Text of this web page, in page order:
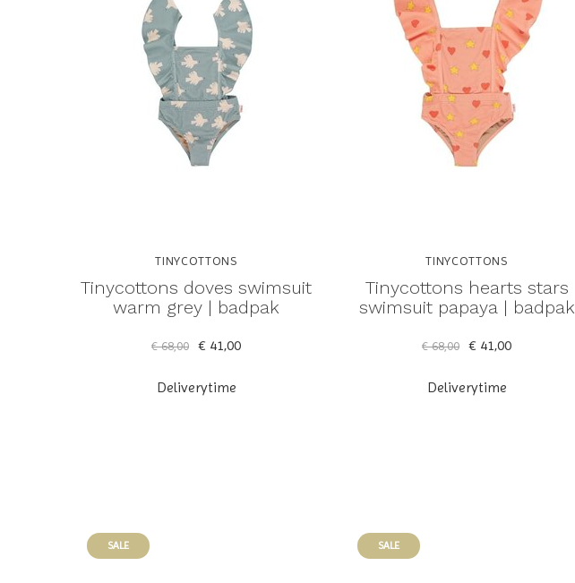
TINYCOTTONS
Tinycottons doves swimsuit
warm grey | badpak
€ 68,00 € 41,00
Deliverytime
TINYCOTTONS
Tinycottons hearts stars
swimsuit papaya | badpak
€ 68,00 € 41,00
Deliverytime
SALE SALE